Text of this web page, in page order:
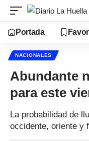
Portada
NACIONALES
Abundante
para este
La probabilidad de
occidente, oriente y